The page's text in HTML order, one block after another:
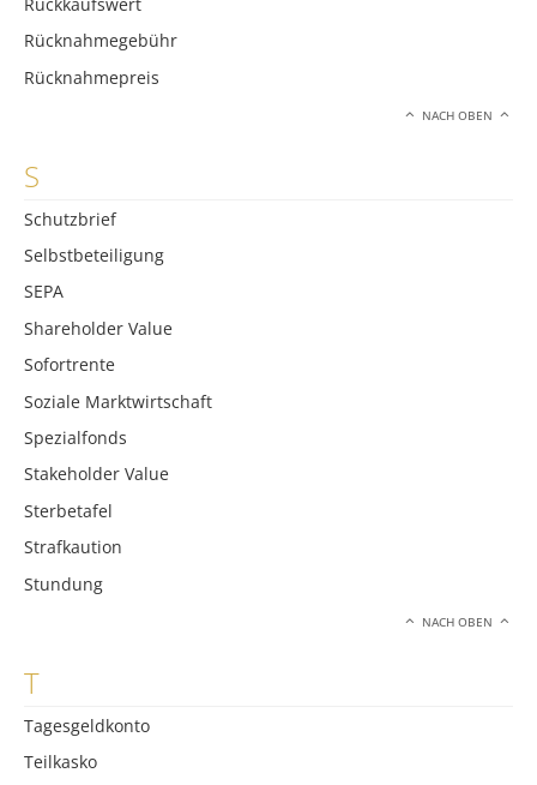
Rücknahmegebühr
Rücknahmepreis
NACH OBEN
S
Schutzbrief
Selbstbeteiligung
SEPA
Shareholder Value
Sofortrente
Soziale Marktwirtschaft
Spezialfonds
Stakeholder Value
Sterbetafel
Strafkaution
Stundung
NACH OBEN
T
Tagesgeldkonto
Teilkasko